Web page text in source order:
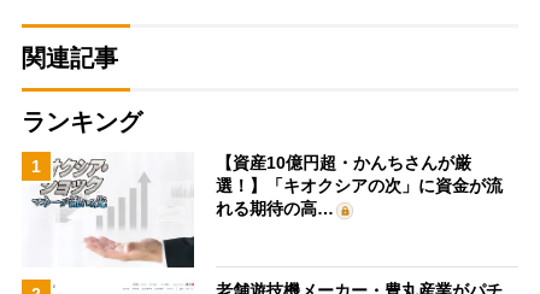
関連記事
ランキング
1
【資産10億円超・かんちさんが厳
選！】「キオクシアの次」に資金が流
れる期待の高…